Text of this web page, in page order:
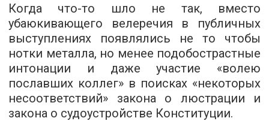
Когда что-то шло не так, вместо
убаюкивающего велеречия в публичных
выступлениях появлялись не то чтобы
нотки металла, но менее подобострастные
интонации и даже участие «волею
пославших коллег» в поисках «некоторых
несоответствий» закона о люстрации и
закона о судоустройстве Конституции.